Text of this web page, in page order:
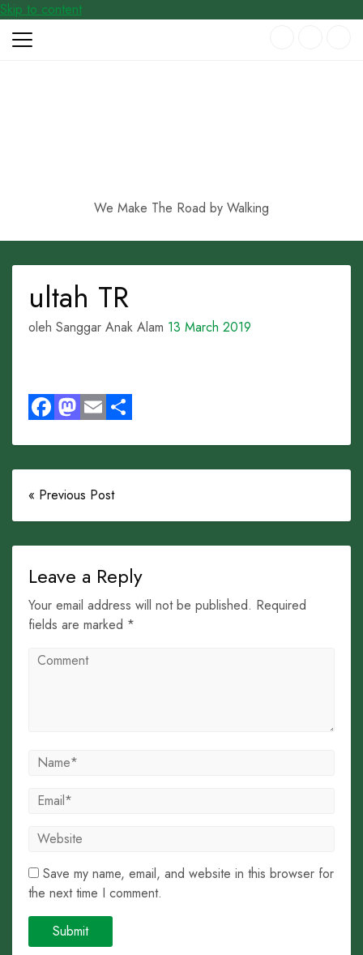
Skip to content
We Make The Road by Walking
ultah TR
oleh Sanggar Anak Alam 13 March 2019
« Previous Post
Leave a Reply
Your email address will not be published. Required
fields are marked *
Save my name, email, and website in this browser for
the next time I comment.